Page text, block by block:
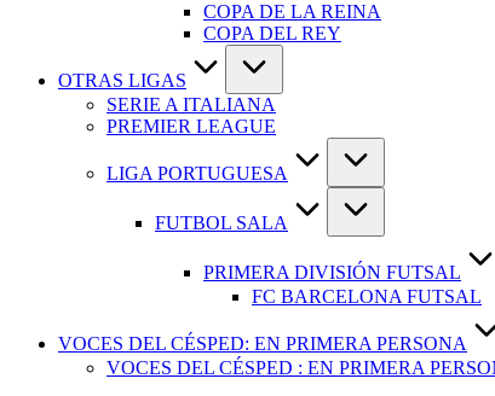
COPA DE LA REINA
COPA DEL REY
OTRAS LIGAS
SERIE A ITALIANA
PREMIER LEAGUE
LIGA PORTUGUESA
FUTBOL SALA
PRIMERA DIVISIÓN FUTSAL
FC BARCELONA FUTSAL
VOCES DEL CÉSPED: EN PRIMERA PERSONA
VOCES DEL CÉSPED : EN PRIMERA